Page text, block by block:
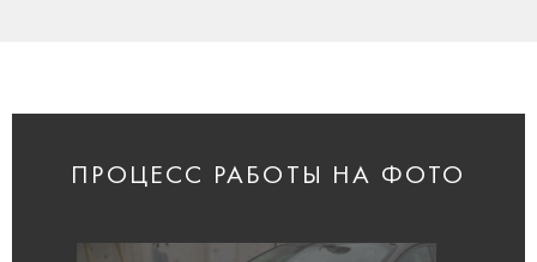
ПРОЦЕСС РАБОТЫ НА ФОТО